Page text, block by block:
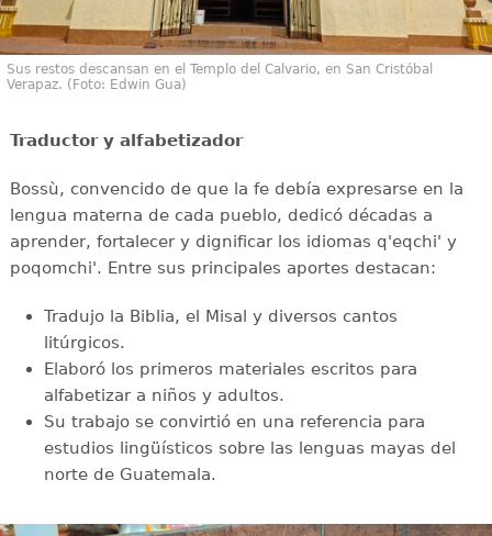
Sus restos descansan en el Templo del Calvario, en San Cristóbal
Verapaz. (Foto: Edwin Gua)
Traductor y alfabetizador
Bossù, convencido de que la fe debía expresarse en la
lengua materna de cada pueblo, dedicó décadas a
aprender, fortalecer y dignificar los idiomas q'eqchi' y
poqomchi'. Entre sus principales aportes destacan:
Tradujo la Biblia, el Misal y diversos cantos
litúrgicos.
Elaboró los primeros materiales escritos para
alfabetizar a niños y adultos.
Su trabajo se convirtió en una referencia para
estudios lingüísticos sobre las lenguas mayas del
norte de Guatemala.